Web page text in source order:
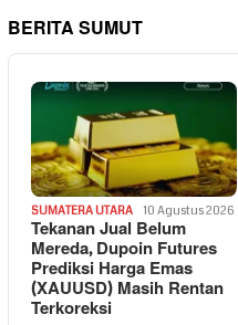
BERITA SUMUT
SUMATERA UTARA 10 Agustus 2026
Tekanan Jual Belum
Mereda, Dupoin Futures
Prediksi Harga Emas
(XAUUSD) Masih Rentan
Terkoreksi